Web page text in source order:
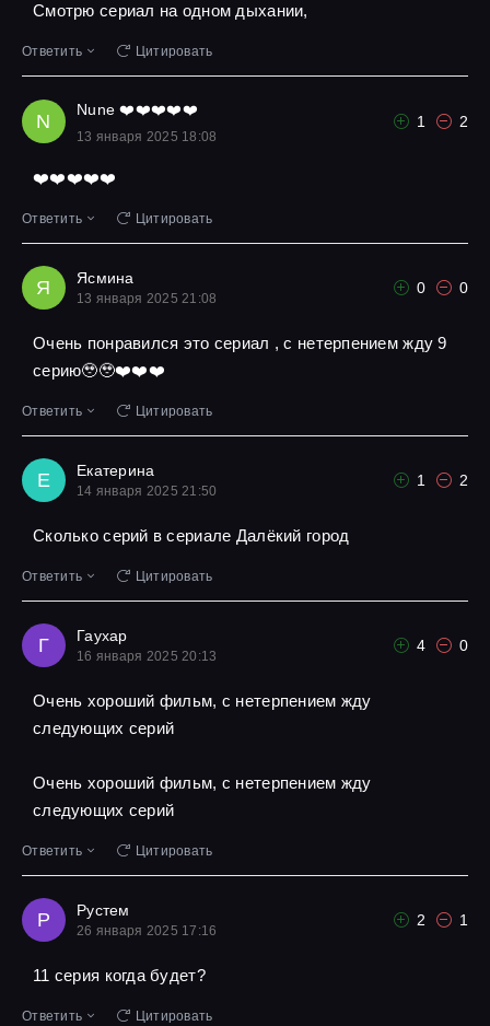
Смотрю сериал на одном дыхании,
Ответить Цитировать
N
Nune ❤️❤️❤️❤️❤️
13 января 2025 18:08
1 2
❤️❤️❤️❤️❤️
Ответить Цитировать
Я Ясмина
13 января 2025 21:08
0 0
Очень понравился это сериал , с нетерпением жду 9
серию🥹🥹❤️❤️❤️
Ответить Цитировать
Е Екатерина
14 января 2025 21:50
1 2
Сколько серий в сериале Далёкий город
Ответить Цитировать
Г Гаухар
16 января 2025 20:13
4 0
Очень хороший фильм, с нетерпением жду
следующих серий
Очень хороший фильм, с нетерпением жду
следующих серий
Ответить Цитировать
Р Рустем
26 января 2025 17:16
2 1
11 серия когда будет?
Ответить Цитировать